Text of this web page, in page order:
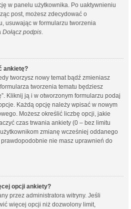
w panelu użytkownika. Po uaktywnieniu
post, możesz zdecydować o
usuwając w formularzu tworzenia
Dołącz podpis.
ankietę?
tworzysz nowy temat bądź zmieniasz
tworzenia tematu będziesz
Kliknij ją i w otworzonym formularzu podaj
Każdą opcję należy wpisać w nowym
Możesz określić liczbę opcji, jakie
czas trwania ankiety (0 – bez limitu
zmianę wcześniej oddanego
prawdopodobnie nie masz uprawnień do
opcji ankiety?
przez administratora witryny. Jeśli
więcej opcji niż dozwolony limit,